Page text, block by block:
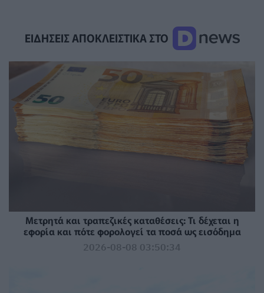
ΕΙΔΗΣΕΙΣ ΑΠΟΚΛΕΙΣΤΙΚΑ ΣΤΟ
Μετρητά και τραπεζικές καταθέσεις: Τι δέχεται η
εφορία και πότε φορολογεί τα ποσά ως εισόδημα
2026-08-08 03:50:34